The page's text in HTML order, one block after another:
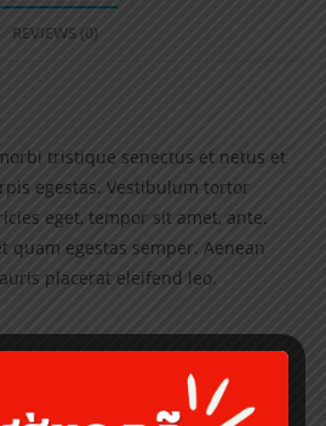
REVIEWS (0)
tristique senectus et netus et
egestas. Vestibulum tortor
eget, tempor sit amet, ante.
quam egestas semper. Aenean
placerat eleifend leo.